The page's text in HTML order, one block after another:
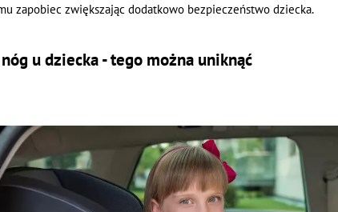
zapobiec zwiększając dodatkowo bezpieczeństwo dziecka.
u dziecka - tego można uniknąć